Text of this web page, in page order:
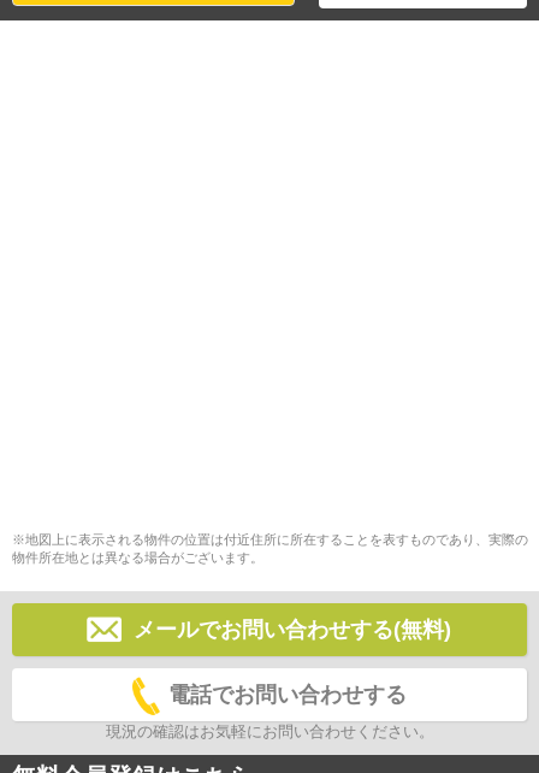
※地図上に表示される物件の位置は付近住所に所在することを表すものであり、実際の
物件所在地とは異なる場合がございます。
メールでお問い合わせする(無料)
電話でお問い合わせする
現況の確認はお気軽にお問い合わせください。